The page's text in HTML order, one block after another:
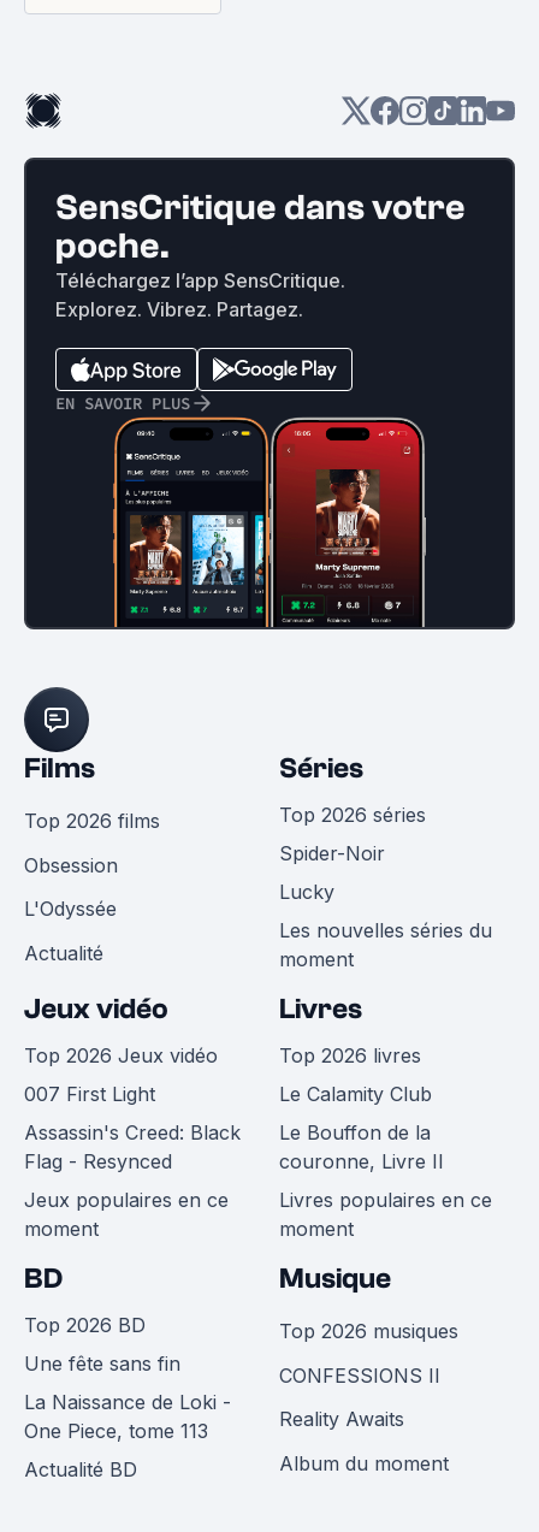
SensCritique dans votre
poche.
Téléchargez l’app SensCritique.
Explorez. Vibrez. Partagez.
EN SAVOIR PLUS
Films
Top 2026 films
Obsession
L'Odyssée
Actualité
Séries
Top 2026 séries
Spider-Noir
Lucky
Les nouvelles séries du
moment
Jeux vidéo
Top 2026 Jeux vidéo
007 First Light
Assassin's Creed: Black
Flag - Resynced
Jeux populaires en ce
moment
Livres
Top 2026 livres
Le Calamity Club
Le Bouffon de la
couronne, Livre II
Livres populaires en ce
moment
BD
Top 2026 BD
Une fête sans fin
La Naissance de Loki -
One Piece, tome 113
Actualité BD
Musique
Top 2026 musiques
CONFESSIONS II
Reality Awaits
Album du moment